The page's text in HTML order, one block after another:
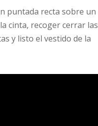
puntada recta sobre un
cinta, recoger cerrar las
y listo el vestido de la